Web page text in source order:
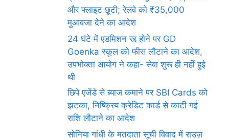
और फ्लाइट छूटी; रेलवे को ₹35,000
मुआवजा देने का आदेश
24 घंटे में एडमिशन रद्द होने पर GD
Goenka स्कूल को फीस लौटाने का आदेश,
उपभोक्ता आयोग ने कहा- सेवा शुरू ही नहीं हुई
थी
छिपे एजेंडे से ब्याज कमाने पर SBI Cards को
झटका, निष्क्रिय क्रेडिट कार्ड से काटी गई
राशि लौटाने का आदेश
सोनिया गांधी के मतदाता सूची विवाद में राउज़